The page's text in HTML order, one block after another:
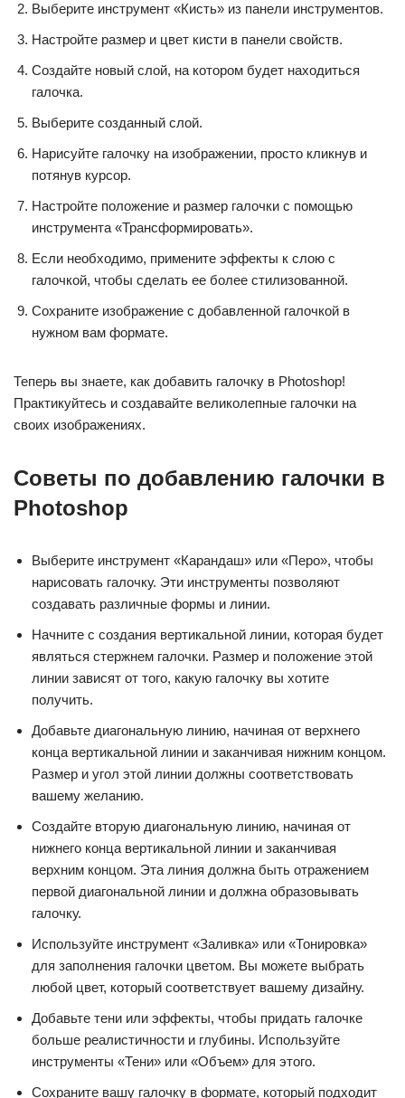
Выберите инструмент «Кисть» из панели инструментов.
Настройте размер и цвет кисти в панели свойств.
Создайте новый слой, на котором будет находиться
галочка.
Выберите созданный слой.
Нарисуйте галочку на изображении, просто кликнув и
потянув курсор.
Настройте положение и размер галочки с помощью
инструмента «Трансформировать».
Если необходимо, примените эффекты к слою с
галочкой, чтобы сделать ее более стилизованной.
Сохраните изображение с добавленной галочкой в
нужном вам формате.
Теперь вы знаете, как добавить галочку в Photoshop!
Практикуйтесь и создавайте великолепные галочки на
своих изображениях.
Советы по добавлению галочки в
Photoshop
Выберите инструмент «Карандаш» или «Перо», чтобы
нарисовать галочку. Эти инструменты позволяют
создавать различные формы и линии.
Начните с создания вертикальной линии, которая будет
являться стержнем галочки. Размер и положение этой
линии зависят от того, какую галочку вы хотите
получить.
Добавьте диагональную линию, начиная от верхнего
конца вертикальной линии и заканчивая нижним концом.
Размер и угол этой линии должны соответствовать
вашему желанию.
Создайте вторую диагональную линию, начиная от
нижнего конца вертикальной линии и заканчивая
верхним концом. Эта линия должна быть отражением
первой диагональной линии и должна образовывать
галочку.
Используйте инструмент «Заливка» или «Тонировка»
для заполнения галочки цветом. Вы можете выбрать
любой цвет, который соответствует вашему дизайну.
Добавьте тени или эффекты, чтобы придать галочке
больше реалистичности и глубины. Используйте
инструменты «Тени» или «Объем» для этого.
Сохраните вашу галочку в формате, который подходит